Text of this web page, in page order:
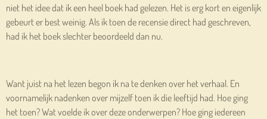
niet het idee dat ik een heel boek had gelezen. Het is erg kort en eigenlijk
gebeurt er best weinig. Als ik toen de recensie direct had geschreven,
had ik het boek slechter beoordeeld dan nu.
Want juist na het lezen begon ik na te denken over het verhaal. En
voornamelijk nadenken over mijzelf toen ik die leeftijd had. Hoe ging
het toen? Wat voelde ik over deze onderwerpen? Hoe ging iedereen